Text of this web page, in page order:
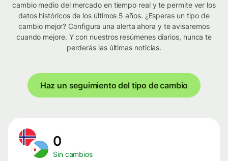
cambio medio del mercado en tiempo real y te permite ver los
datos históricos de los últimos 5 años. ¿Esperas un tipo de
cambio mejor? Configura una alerta ahora y te avisaremos
cuando mejore. Y con nuestros resúmenes diarios, nunca te
perderás las últimas noticias.
Haz un seguimiento del tipo de cambio
0
Sin cambios